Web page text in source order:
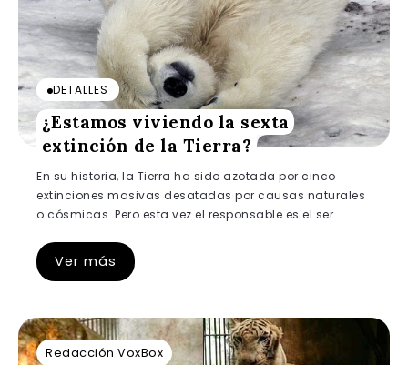
DETALLES
¿Estamos viviendo la sexta
extinción de la Tierra?
En su historia, la Tierra ha sido azotada por cinco
extinciones masivas desatadas por causas naturales
o cósmicas. Pero esta vez el responsable es el ser...
Ver más
Redacción VoxBox